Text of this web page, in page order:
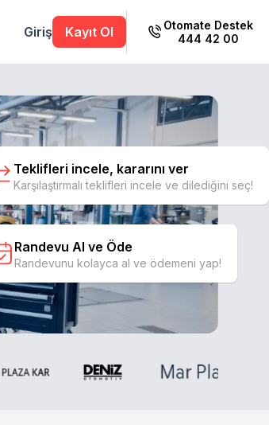
Giriş Kayıt Ol
Otomate Destek
444 42 00
Teklifleri incele, kararını ver
Karşılaştırmalı teklifleri incele ve dilediğini seç!
Randevu Al ve Öde
Randevunu kolayca al ve ödemeni yap!